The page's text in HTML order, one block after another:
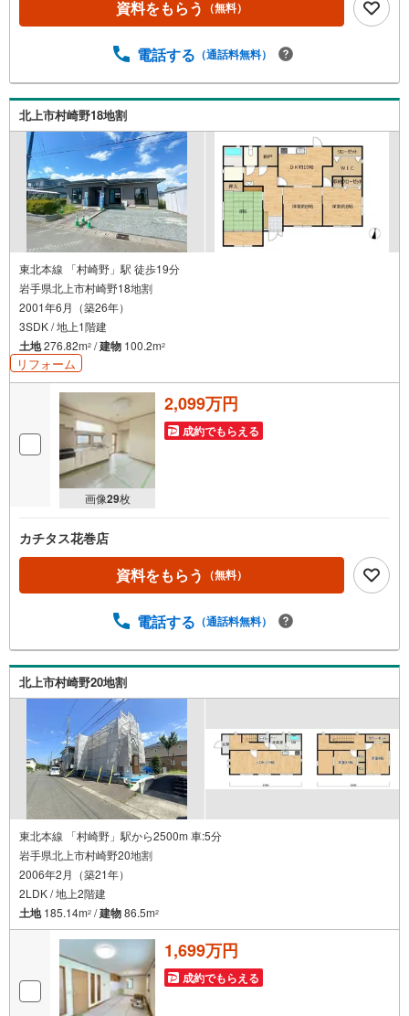
資料をもらう （無料）
電話する （通話料無料）
北上市村崎野18地割
東北本線 「村崎野」駅 徒歩19分
岩手県北上市村崎野18地割
2001年6月（築26年）
3SDK / 地上1階建
土地276.82m2 /建物 100.2m2
リフォーム
画像29枚
2,099万円
成約でもらえる
カチタス花巻店
資料をもらう （無料）
電話する （通話料無料）
北上市村崎野20地割
東北本線 「村崎野」駅から2500m 車:5分
岩手県北上市村崎野20地割
2006年2月（築21年）
2LDK / 地上2階建
土地185.14m2 /建物86.5m2
1,699万円
成約でもらえる